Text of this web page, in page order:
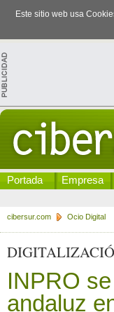
Este sitio web usa
Portada Empresa
cibersur.com Ocio Digital
INPRO
andaluz